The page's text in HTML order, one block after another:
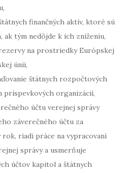
finančných aktív, ktoré sú
ak tým nedôjde k ich zníženiu,
na prostriedky Európskej
únii,
štátnych rozpočtových
príspevkových organizácií,
účtu verejnej správy
záverečného účtu za
riadi práce na vypracovaní
správy a usmerňuje
účtov kapitol a štátnych